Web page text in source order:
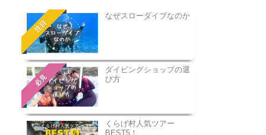
注目
なぜスローダイブなのか
必見
ダイビングショップの選
び方
くらげ村人気ツアー
BEST5！